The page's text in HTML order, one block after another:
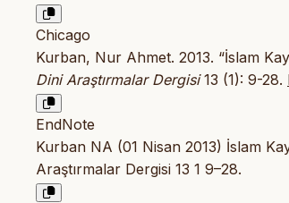
Chicago
Kurban, Nur Ahmet. 2013. “İslam
Dini Araştırmalar Dergisi13 (1): 9-28.
EndNote
Kurban NA (01 Nisan 2013) İslam
Araştırmalar Dergisi 13 1 9–28.